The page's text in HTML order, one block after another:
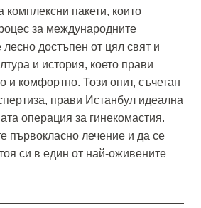
комплексни пакети, които
за международните
достъпен от цял свят и
и история, което прави
и комфортно. Този опит, съчетан
прави Истанбул идеална
операция за гинекомастия.
първокласно лечение и да се
си в един от най-оживените